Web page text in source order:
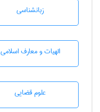
زبانشناسی
الهیات و معارف اسلامی
علوم قضایی